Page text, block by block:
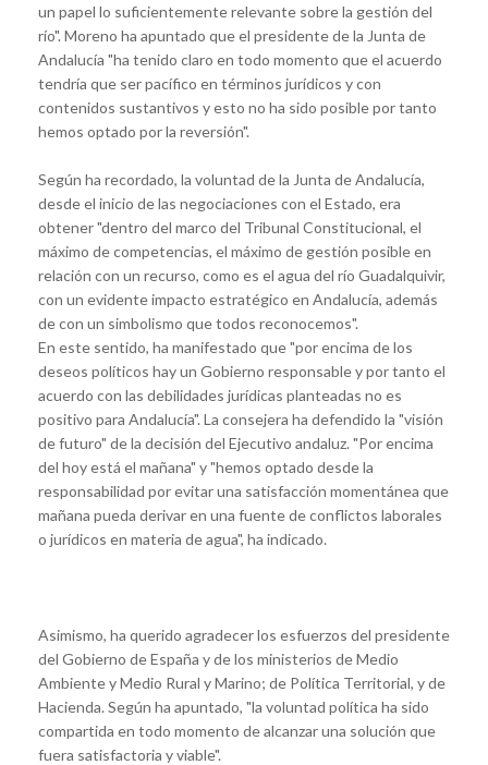
un papel lo suficientemente relevante sobre la gestión del
río". Moreno ha apuntado que el presidente de la Junta de
Andalucía "ha tenido claro en todo momento que el acuerdo
tendría que ser pacífico en términos jurídicos y con
contenidos sustantivos y esto no ha sido posible por tanto
hemos optado por la reversión".
Según ha recordado, la voluntad de la Junta de Andalucía,
desde el inicio de las negociaciones con el Estado, era
obtener "dentro del marco del Tribunal Constitucional, el
máximo de competencias, el máximo de gestión posible en
relación con un recurso, como es el agua del río Guadalquivir,
con un evidente impacto estratégico en Andalucía, además
de con un simbolismo que todos reconocemos".
En este sentido, ha manifestado que "por encima de los
deseos políticos hay un Gobierno responsable y por tanto el
acuerdo con las debilidades jurídicas planteadas no es
positivo para Andalucía". La consejera ha defendido la "visión
de futuro" de la decisión del Ejecutivo andaluz. "Por encima
del hoy está el mañana" y "hemos optado desde la
responsabilidad por evitar una satisfacción momentánea que
mañana pueda derivar en una fuente de conflictos laborales
o jurídicos en materia de agua", ha indicado.
Asimismo, ha querido agradecer los esfuerzos del presidente
del Gobierno de España y de los ministerios de Medio
Ambiente y Medio Rural y Marino; de Política Territorial, y de
Hacienda. Según ha apuntado, "la voluntad política ha sido
compartida en todo momento de alcanzar una solución que
fuera satisfactoria y viable".